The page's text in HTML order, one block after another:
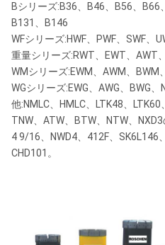
hornfels、ペグマタ
イト、diabase、等
固
体
堅
い
堅い花こう岩、イギ
リスの集塊、珪岩、
堅いスレート、
火山岩、チャート、
玄武岩、等
Bシリーズ:B36、B46、B56、B66
B131、B146
WFシリーズ:HWF、PWF、SWF、
重量シリーズ:RWT、EWT、AWT
WMシリーズ:EWM、AWM、BWM
WGシリーズ:EWG、AWG、BWG、
他:NMLC、HMLC、LTK48、LTK60
TNW、ATW、BTW、NTW、
4 9/16、NWD4、412F、SK6L146
CHD101。